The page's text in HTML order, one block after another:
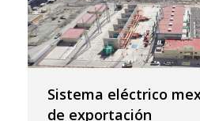
Sistema eléctrico
de exportación